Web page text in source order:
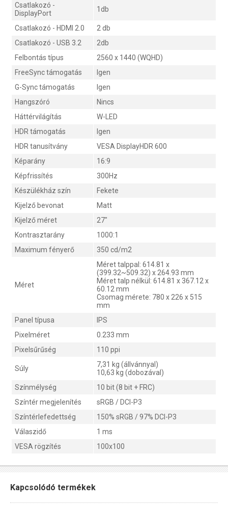
Csatlakozó -
DisplayPort
1db
Csatlakozó - HDMI 2.0
2 db
Csatlakozó - USB 3.2
2db
Felbontás típus
2560 x 1440 (WQHD)
FreeSync támogatás
Igen
G-Sync támogatás
Igen
Hangszóró
Nincs
Háttérvilágítás
W-LED
HDR támogatás
Igen
HDR tanusítvány
VESA DisplayHDR 600
Képarány
16:9
Képfrissítés
300Hz
Készülékház szín
Fekete
Kijelző bevonat
Matt
Kijelző méret
27"
Kontrasztarány
1000:1
Maximum fényerő
350 cd/m2
Méret
Méret talppal: 614.81 x
(399.32~509.32) x 264.93 mm
Méret talp nélkül: 614.81 x 367.12 x
60.12 mm
Csomag mérete: 780 x 226 x 515
mm
Panel típusa
IPS
Pixelméret
0.233 mm
Pixelsűrűség
110 ppi
Súly
7,31 kg (állvánnyal)
10,63 kg (dobozával)
Színmélység
10 bit (8 bit + FRC)
Színtér megjelenítés
sRGB / DCI-P3
Színtérlefedettség
150% sRGB / 97% DCI-P3
Válaszidő
1 ms
VESA rögzítés
100x100
Kapcsolódó termékek